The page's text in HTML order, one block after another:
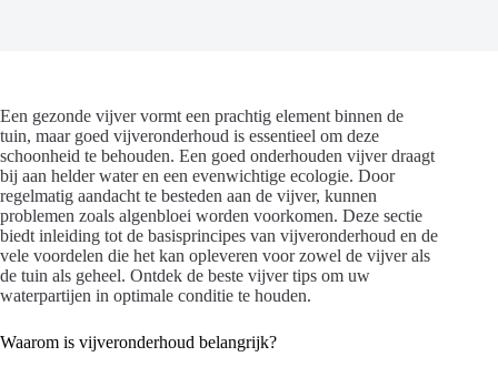
Een gezonde vijver vormt een prachtig element binnen de
tuin, maar goed vijveronderhoud is essentieel om deze
schoonheid te behouden. Een goed onderhouden vijver draagt
bij aan helder water en een evenwichtige ecologie. Door
regelmatig aandacht te besteden aan de vijver, kunnen
problemen zoals algenbloei worden voorkomen. Deze sectie
biedt inleiding tot de basisprincipes van vijveronderhoud en de
vele voordelen die het kan opleveren voor zowel de vijver als
de tuin als geheel. Ontdek de beste vijver tips om uw
waterpartijen in optimale conditie te houden.
Waarom is vijveronderhoud belangrijk?